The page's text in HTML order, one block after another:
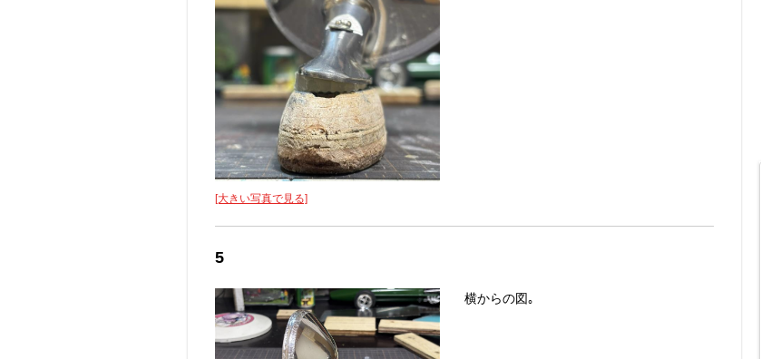
[大きい写真で見る]
5
横からの図｡